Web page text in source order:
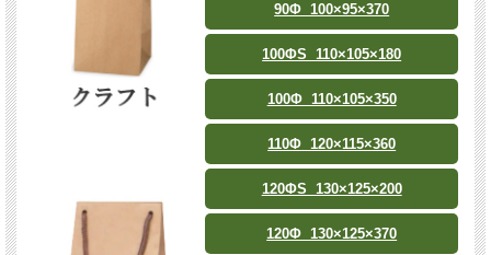
90Φ 100×95×370
100ΦS 110×105×180
100Φ 110×105×350
110Φ 120×115×360
120ΦS 130×125×200
120Φ 130×125×370